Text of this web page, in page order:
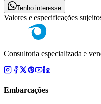
Tenho interesse
Valores e especificações
Consultoria especializada e
Embarcações